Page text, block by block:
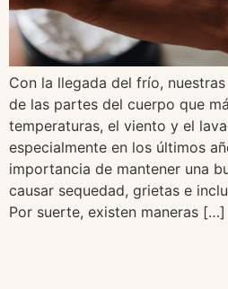
Con la llegada del frío,
de las partes del cuerpo que
temperaturas, el viento y el
especialmente en los últimos
importancia de mantener una
causar sequedad, grietas e
Por suerte, existen maneras […]